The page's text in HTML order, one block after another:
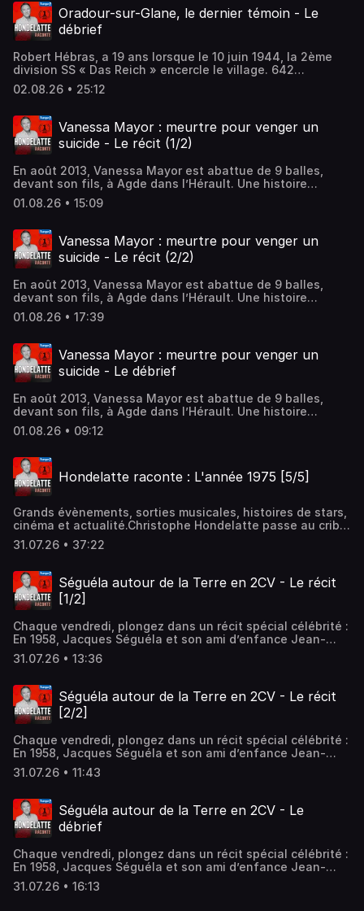
plus d'informations.
Oradour-sur-Glane, le dernier témoin - Le
débrief
Robert Hébras, a 19 ans lorsque le 10 juin 1944, la 2ème
division SS « Das Reich » encercle le village. 642
habitants sont massacrés. Seuls six, dont Robert,
réussissent à s’échapper.Hébergé par Audiomeans.
plus d'informations.
02.08.26 • 25:12
Vanessa Mayor : meurtre pour venger un
suicide - Le récit (1/2)
En août 2013, Vanessa Mayor est abattue de 9 balles,
devant son fils, à Agde dans l’Hérault. Une histoire
bouleversante à plus d’un titre...Hébergé par Audiomeans.
Visitez audiomeans.fr/politique-de-confidentialite pour
01.08.26 • 15:09
Vanessa Mayor : meurtre pour venger un
suicide - Le récit (2/2)
En août 2013, Vanessa Mayor est abattue de 9 balles,
devant son fils, à Agde dans l’Hérault. Une histoire
bouleversante à plus d’un titre...Hébergé par Audiomeans.
Visitez audiomeans.fr/politique-de-confidentialite pour
01.08.26 • 17:39
Vanessa Mayor : meurtre pour venger un
suicide - Le débrief
En août 2013, Vanessa Mayor est abattue de 9 balles,
devant son fils, à Agde dans l’Hérault. Une histoire
bouleversante à plus d’un titre...Hébergé par Audiomeans.
Visitez audiomeans.fr/politique-de-confidentialite pour
01.08.26 • 09:12
Hondelatte raconte : L'année 1975 [5/5]
Grands évènements, sorties musicales, histoires de stars,
cinéma et actualité.Christophe Hondelatte passe au crible
en 5 épisodes une année de l'histoire, enrichie grâce aux
archives d'Europe 1.Hébergé par Audiomeans. Visitez
d'informations.
31.07.26 • 37:22
Séguéla autour de la Terre en 2CV - Le récit
[1/2]
Chaque vendredi, plongez dans un récit spécial célébrité :
En 1958, Jacques Séguéla et son ami d’enfance Jean-
Claude Baudot réalisent un vieux rêve : un tour du monde
en 2CV. Partis de Paris, ils commencent leur périple par la
Audiomeans. Visitez audiomeans.fr/politique-de-
confidentialite pour plus d'informations.
31.07.26 • 13:36
Séguéla autour de la Terre en 2CV - Le récit
[2/2]
Chaque vendredi, plongez dans un récit spécial célébrité :
En 1958, Jacques Séguéla et son ami d’enfance Jean-
Claude Baudot réalisent un vieux rêve : un tour du monde
en 2CV. Partis de Paris, ils commencent leur périple par la
Audiomeans. Visitez audiomeans.fr/politique-de-
confidentialite pour plus d'informations.
31.07.26 • 11:43
Séguéla autour de la Terre en 2CV - Le
débrief
Chaque vendredi, plongez dans un récit spécial célébrité :
En 1958, Jacques Séguéla et son ami d’enfance Jean-
Claude Baudot réalisent un vieux rêve : un tour du monde
en 2CV. Partis de Paris, ils commencent leur périple par la
31.07.26 • 16:13